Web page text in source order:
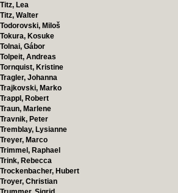
Titz, Lea
Titz, Walter
Todorovski, Miloš
Tokura, Kosuke
Tolnai, Gábor
Tolpeit, Andreas
Tornquist, Kristine
Tragler, Johanna
Trajkovski, Marko
Trappl, Robert
Traun, Marlene
Travnik, Peter
Tremblay, Lysianne
Treyer, Marco
Trimmel, Raphael
Trink, Rebecca
Trockenbacher, Hubert
Troyer, Christian